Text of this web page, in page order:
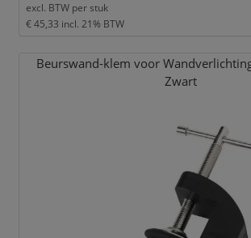
excl. BTW perstuk
€ 45,33 incl. 21% BTW
Beurswand-klem voor
Zwart